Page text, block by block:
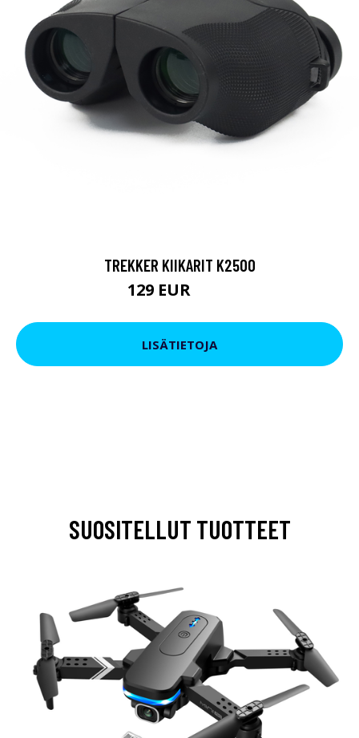
TREKKER KIIKARIT K2500
129 EUR
LISÄTIETOJA
SUOSITELLUT TUOTTEET